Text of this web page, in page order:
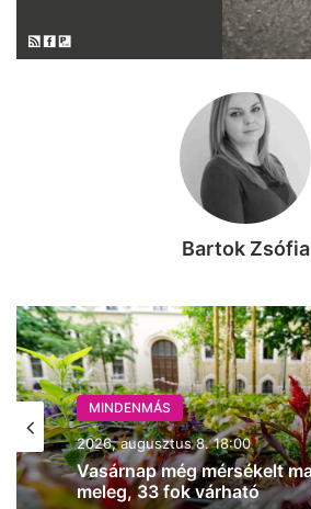
Bartok Zsófia
MINDENMÁS
2026, augusztus 8. 18:00
MINDENMÁS
2026, augusztus 8. 15:03